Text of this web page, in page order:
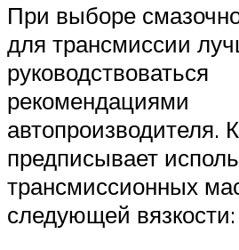
При выборе
для трансмиссии
руководствоваться
рекомендациями
автопроизводителя.
предписывает
трансмиссионных
следующей вязкости: